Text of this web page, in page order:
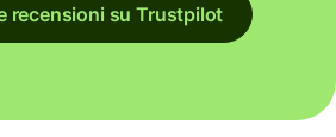
recensioni su Trustpilot